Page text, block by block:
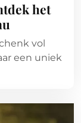
het
vol
een uniek